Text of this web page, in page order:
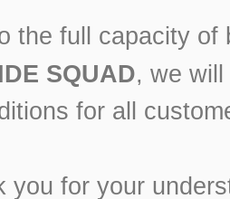
the full capacity
SQUAD, we
for all
you for your